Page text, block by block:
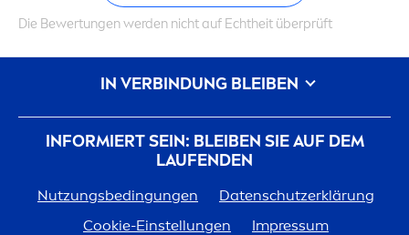
Die Bewertungen werden nicht auf Echtheit überprüft
INFORMIERT SEIN: BLEIBEN SIE AUF DEM
LAUFENDEN
Nutzungsbedingungen
Datenschutzerklärung
Cookie-Einstellungen
Impressum
IN VERBINDUNG BLEIBEN